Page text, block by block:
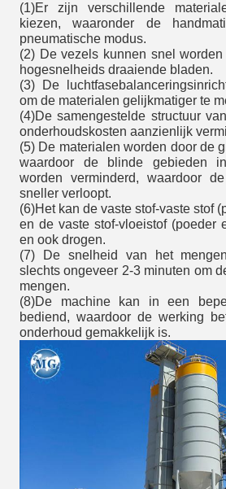
(1)Er zijn verschillende
kiezen, waaronder de
pneumatische modus.
(2) De vezels kunnen snel
hogesnelheids draaiende bladen.
(3) De
om de materialen gelijkmatiger te
(4)De samengestelde structuur
onderhoudskosten aanzienlijk
(5) De materialen worden door de
waardoor de blinde gebieden
worden verminderd, waardoor
sneller verloopt.
(6)Het kan de vaste stof-vaste stof
en de vaste stof-vloeistof (poeder
en ook drogen.
(7) De snelheid van het
slechts ongeveer 2-3 minuten om
mengen.
(8)De machine kan in een
bediend, waardoor de werking
onderhoud gemakkelijk is.